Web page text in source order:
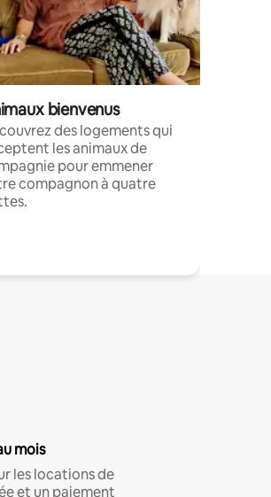
bienvenus
des logements qui
les animaux de
pour emmener
compagnon à quatre
mois
les locations de
et un paiement